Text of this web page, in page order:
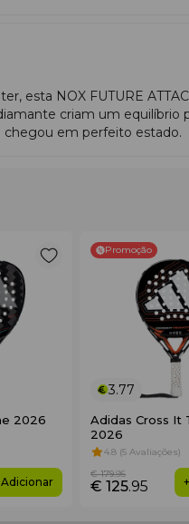
esta NOX FUTURE
criam um
chegou em perfeito estado.
2026
Adicionar
Promoção
3.77
Adidas Cross It
2026
4.8 (5 Avaliações)
€ 125.95
€ 179.95